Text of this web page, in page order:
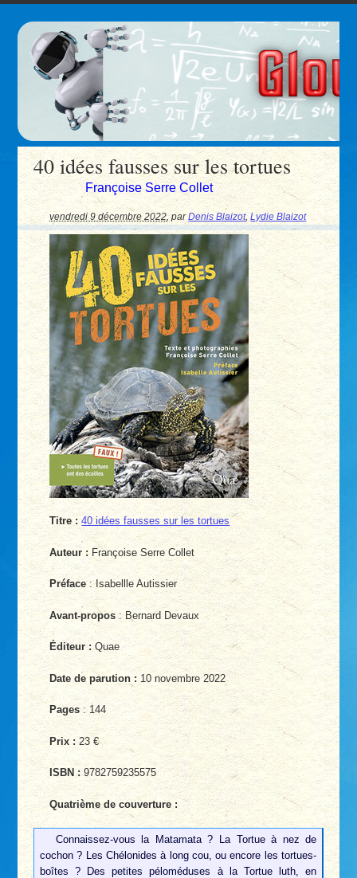
40 idées fausses sur les tortues
Françoise Serre Collet
vendredi 9 décembre 2022,parDenis Blaizot,Lydie Blaizot
Titre : 40 idées fausses sur les tortues
Auteur : Françoise Serre Collet
Préface: Isabellle Autissier
Avant-propos: Bernard Devaux
Éditeur : Quae
Date de parution : 10 novembre 2022
Pages: 144
Prix :23 €
ISBN : 9782759235575
Quatrième de couverture :
Connaissez-vous la Matamata ? La Tortue à nez de
cochon ? Les Chélonides à long cou, ou encore les tortues-
boîtes ? Des petites péloméduses à la Tortue luth, en